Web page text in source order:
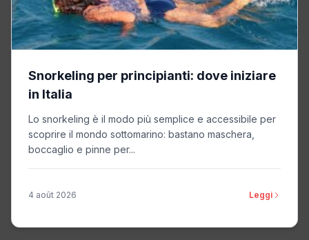
Snorkeling per principianti: dove iniziare
in Italia
Lo snorkeling è il modo più semplice e accessibile per
scoprire il mondo sottomarino: bastano maschera,
boccaglio e pinne per...
4 août 2026 Leggi